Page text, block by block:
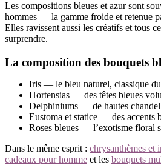
Les compositions bleues et azur sont
hommes — la gamme froide et retenue
Elles ravissent aussi les créatifs et tous
surprendre.
La composition des bouquets
Iris — le bleu naturel, classique
Hortensias — des têtes bleues
Delphiniums — de hautes
Eustoma et statice — des accents
Roses bleues — l’exotisme floral
Dans le même esprit : chrysanthèmes et
cadeaux pour homme et les bouquets